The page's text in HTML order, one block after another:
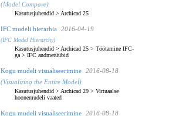
(Model Compare)
Kasutusjuhendid > Archicad 25
IFC mudeli hierarhia 2016-04-19
(IFC Model Hierarchy)
Kasutusjuhendid > Archicad 25 > Töötamine IFC-
ga > IFC andmetüübid
Kogu mudeli visualiseerimine
2016-08-18
(Visualizing the Entire Model)
Kasutusjuhendid > Archicad 29 > Virtuaalse
hoonemudeli vaated
Kogu mudeli visualiseerimine 2016-08-18